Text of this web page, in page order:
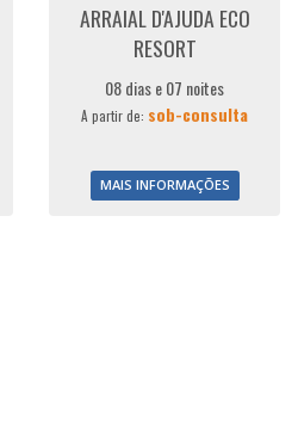
ARRAIAL D'AJUDA ECO
RESORT
08 dias e 07 noites
A partir de: sob-consulta
MAIS INFORMAÇÕES